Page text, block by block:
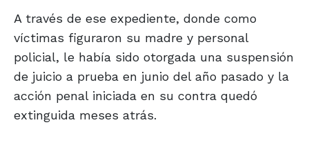
A través de ese expediente, donde como
víctimas figuraron su madre y personal
policial, le había sido otorgada una suspensión
de juicio a prueba en junio del año pasado y la
acción penal iniciada en su contra quedó
extinguida meses atrás.